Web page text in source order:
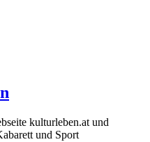
kulturleben.at und
und Sport